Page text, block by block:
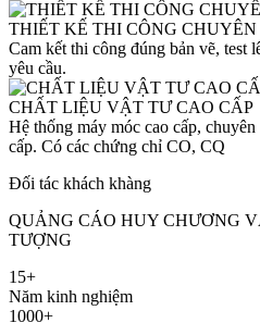
THIẾT KẾ THI CÔNG CHUYÊN
Cam kết thi công đúng bản vẽ, test
yêu cầu.
CHẤT LIỆU VẬT TƯ CAO CẤP
Hệ thống máy móc cao cấp,
cấp. Có các chứng chỉ CO, CQ
Đối tác khách khàng
QUẢNG CÁO HUY CHƯƠNG
TƯỢNG
15+
Năm kinh nghiệm
1000+